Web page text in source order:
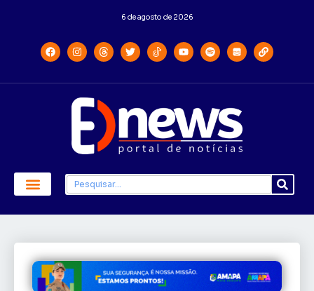
6 de agosto de 2026